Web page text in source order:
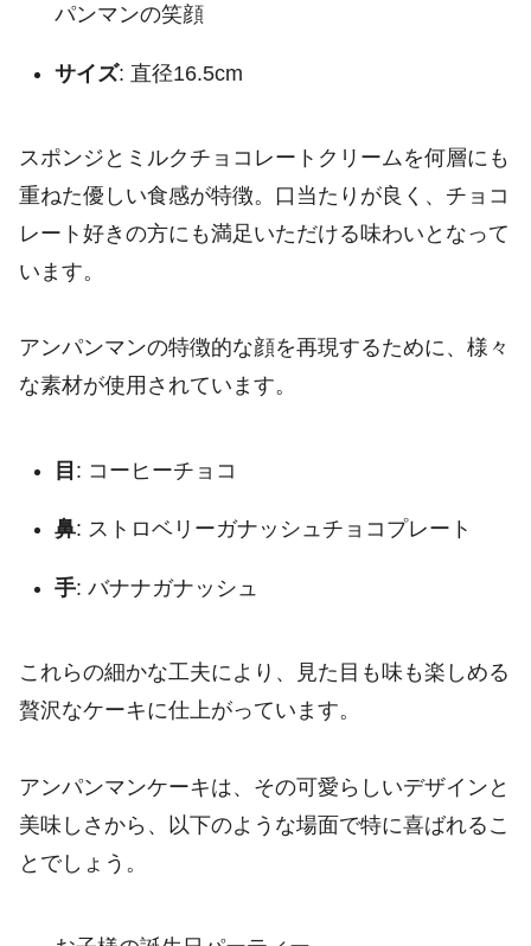
パンマンの笑顔
サイズ: 直径16.5cm
スポンジとミルクチョコレートクリームを何層にも
重ねた優しい食感が特徴。口当たりが良く、チョコ
レート好きの方にも満足いただける味わいとなって
います。
アンパンマンの特徴的な顔を再現するために、様々
な素材が使用されています。
目 : コーヒーチョコ
鼻: ストロベリーガナッシュチョコプレート
手: バナナガナッシュ
これらの細かな工夫により、見た目も味も楽しめる
贅沢なケーキに仕上がっています。
アンパンマンケーキは、その可愛らしいデザインと
美味しさから、以下のような場面で特に喜ばれるこ
とでしょう。